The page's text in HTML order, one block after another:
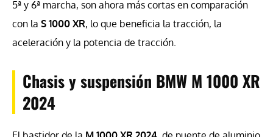
5ª y 6ª marcha, son ahora más cortas en comparación
con la S 1000 XR, lo que beneficia la tracción, la
aceleración y la potencia de tracción.
Chasis y suspensión BMW M 1000 XR
2024